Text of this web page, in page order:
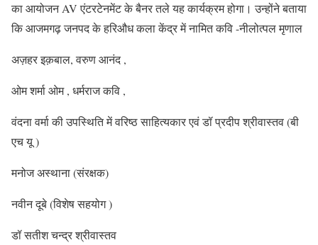
का आयोजन AV एंटरटेनमेंट के बैनर तले यह कार्यक्रम होगा। उन्होंने बताया
कि आजमगढ़ जनपद के हरिऔध कला केंद्र में नामित कवि -नीलोत्पल मृणाल
अज़हर इक़बाल, वरुण आनंद ,
ओम शर्मा ओम , धर्मराज कवि ,
वंदना वर्मा की उपस्थिति में वरिष्ठ साहित्यकार एवं डॉ प्रदीप श्रीवास्तव (बी
एच यू )
मनोज अस्थाना (संरक्षक)
नवीन दूबे (विशेष सहयोग )
डॉ सतीश चन्द्र श्रीवास्तव